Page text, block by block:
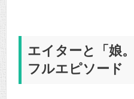
エイターと「娘
フルエピソード